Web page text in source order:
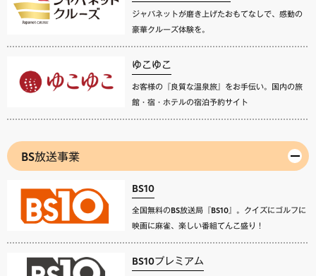
ジャパネットが磨き上げたおもてなしで、感動の
豪華クルーズ体験を。
ゆこゆこ
お客様の『良質な温泉旅』をお手伝い。国内の旅
館・宿・ホテルの宿泊予約サイト
BS放送事業
BS10
全国無料のBS放送局『BS10』。クイズにゴルフに
映画に麻雀、楽しい番組てんこ盛り！
BS10プレミアム